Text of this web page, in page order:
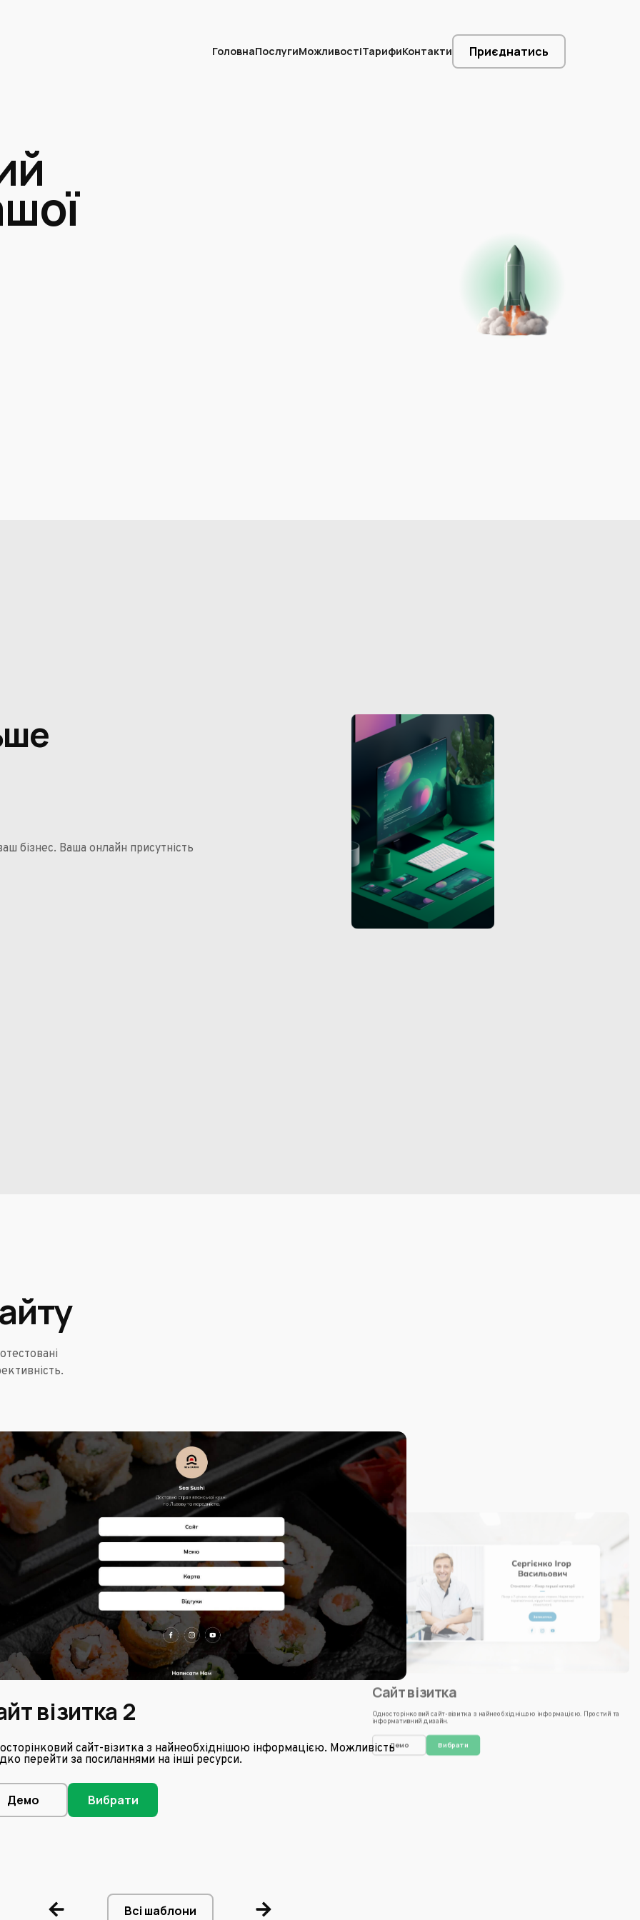
ГоловнаПослугиМожливостіТарифиКонтакти Приєднатись
бізнес. Ваша онлайн присутність
візитка 2
сайт-візитка з найнеобхіднішою інформацією. Можливість
перейти за посиланнями на інші ресурси.
Демо Вибрати
Сайт візитка
Односторінковий сайт-візитка з найнеобхіднішою інформацією. Простий та
інформативний дизайн.
Демо Вибрати
Всі шаблони